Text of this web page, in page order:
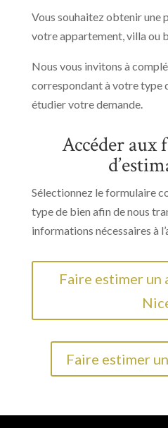
Vous souhaitez obtenir une
votre appartement, villa ou
Nous vous invitons à
correspondant à votre type
étudier votre demande.
Accéder aux
Sélectionnez le formulaire
type de bien afin de nous
informations nécessaires à
Faire estimer un
Faire estimer